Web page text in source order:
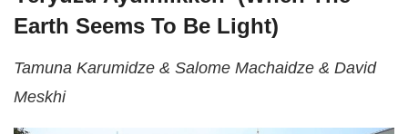
Earth Seems To Be Light)
Tamuna Karumidze & Salome Machaidze & David
Meskhi